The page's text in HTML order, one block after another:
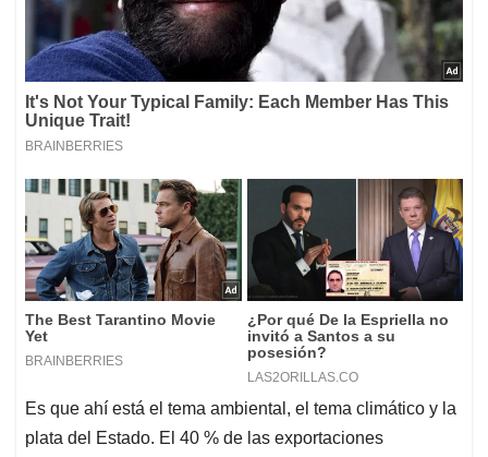
Es que ahí está el tema ambiental, el tema climático y la
plata del Estado. El 40 % de las exportaciones